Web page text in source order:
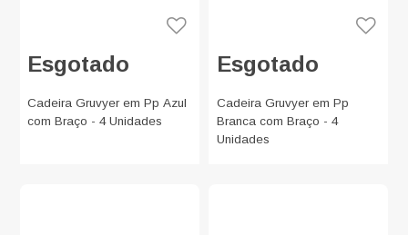
Esgotado
Cadeira Gruvyer em Pp Azul
com Braço - 4 Unidades
Esgotado
Cadeira Gruvyer em Pp
Branca com Braço - 4
Unidades